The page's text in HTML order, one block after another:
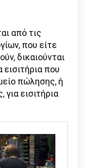
από τις
που είτε
δικαιούνται
που
πώλησης, ή
εισιτήρια